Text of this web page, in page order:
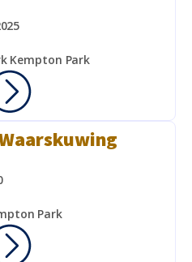
Kempton Park
Park